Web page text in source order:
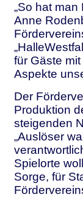
„So hat
Anne
für Gäste
Aspekte
Der
Produktion
steigenden
„Auslöser
Spielorte
Sorge, für